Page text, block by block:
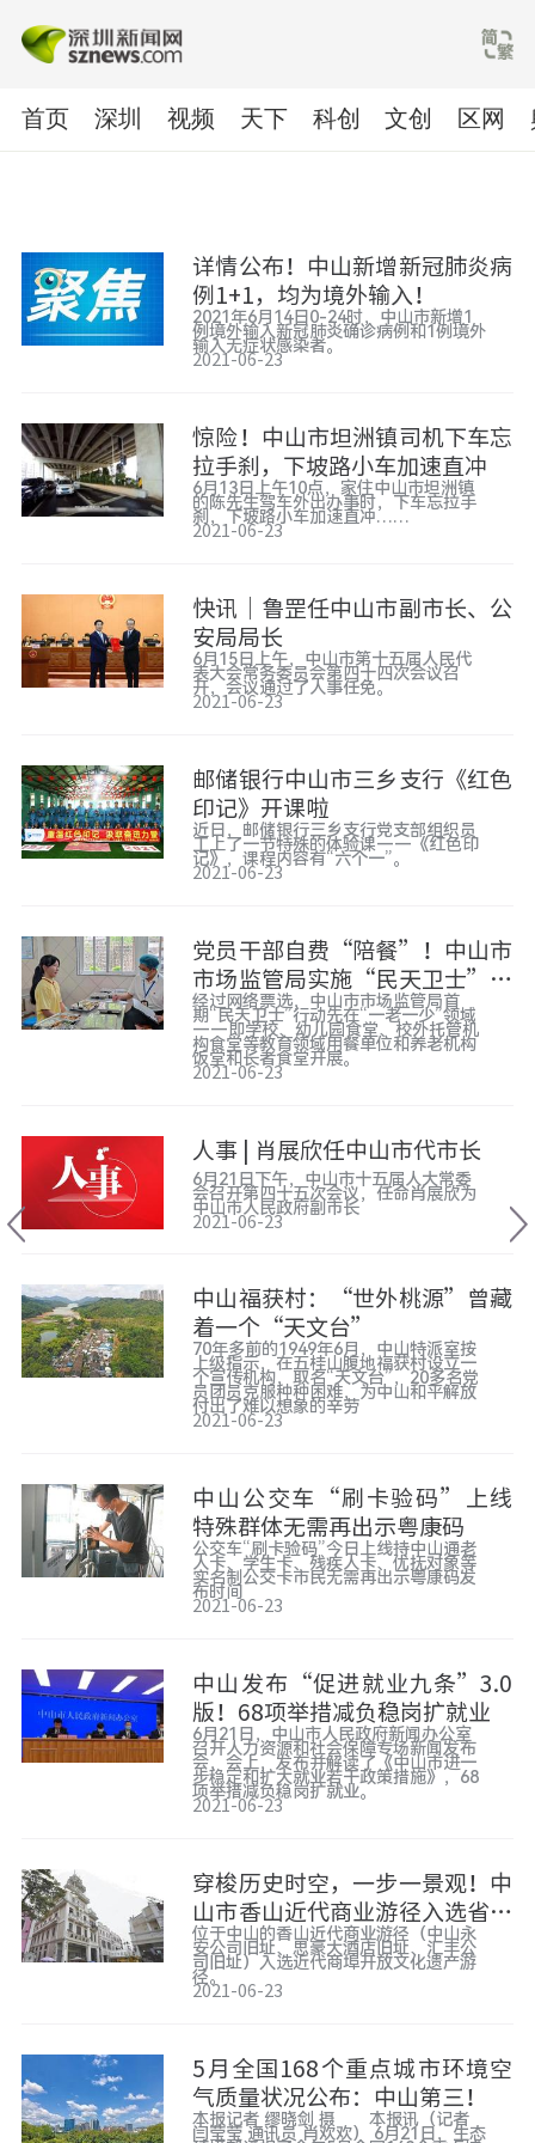
首页 深圳 视频 天下 科创 文创 区网
详情公布！中山新增新冠肺炎病
例1+1，均为境外输入！
2021年6月14日0-24时，中山市新增1
例境外输入新冠肺炎确诊病例和1例境外
输入无症状感染者。
2021-06-23
惊险！中山市坦洲镇司机下车忘
拉手刹，下坡路小车加速直冲
6月13日上午10点，家住中山市坦洲镇
的陈先生驾车外出办事时，下车忘拉手
刹，下坡路小车加速直冲……
2021-06-23
快讯｜鲁罡任中山市副市长、公
安局局长
6月15日上午，中山市第十五届人民代
表大会常务委员会第四十四次会议召
开，会议通过了人事任免。
2021-06-23
邮储银行中山市三乡支行《红色
印记》开课啦
近日，邮储银行三乡支行党支部组织员
工上了一节特殊的体验课——《红色印
记》，课程内容有“六个一”。
2021-06-23
党员干部自费“陪餐”！中山市
市场监管局实施“民天卫士”行
动
经过网络票选，中山市市场监管局首
期“民天卫士”行动先在“一老一少”领域
——即学校、幼儿园食堂、校外托管机
构食堂等教育领域用餐单位和养老机构
饭堂和长者食堂开展。
2021-06-23
人事 | 肖展欣任中山市代市长
6月21日下午，中山市十五届人大常委
会召开第四十五次会议，任命肖展欣为
中山市人民政府副市长
2021-06-23
中山福获村：“世外桃源”曾藏
着一个“天文台”
70年多前的1949年6月，中山特派室按
上级指示，在五桂山腹地福获村设立一
个宣传机构，取名“天文台”，20多名党
员团员克服种种困难，为中山和平解放
付出了难以想象的辛劳
2021-06-23
中山公交车“刷卡验码”上线
特殊群体无需再出示粤康码
公交车“刷卡验码”今日上线持中山通老
人卡、学生卡、残疾人卡、优抚对象等
实名制公交卡市民无需再出示粤康码发
布时间
2021-06-23
中山发布“促进就业九条”3.0
版！68项举措减负稳岗扩就业
6月21日，中山市人民政府新闻办公室
召开人力资源和社会保障专场新闻发布
会，会上，发布并解读了《中山市进一
步稳定和扩大就业若干政策措施》，68
项举措减负稳岗扩就业。
2021-06-23
穿梭历史时空，一步一景观！中
山市香山近代商业游径入选省级
名单
位于中山的香山近代商业游径（中山永
安公司旧址、思豪大酒店旧址、汇丰公
司旧址）入选近代商埠开放文化遗产游
径。
2021-06-23
5月全国168个重点城市环境空
气质量状况公布：中山第三！
本报记者 缪晓剑 摄 本报讯（记者
闫莹莹 通讯员 肖欢欢） 6月21日，生态